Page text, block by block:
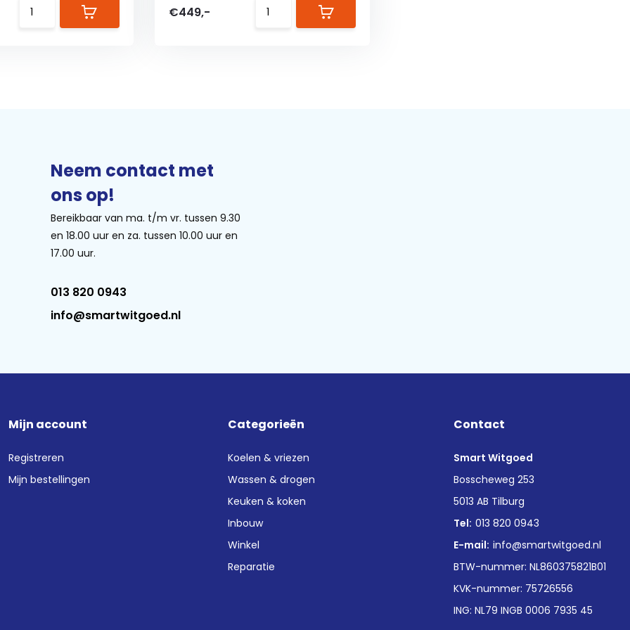
€449,-
Neem contact met
ons op!
Bereikbaar van ma. t/m vr. tussen 9.30
en 18.00 uur en za. tussen 10.00 uur en
17.00 uur.
013 820 0943
info@smartwitgoed.nl
Mijn account
Registreren
Mijn bestellingen
Categorieën
Koelen & vriezen
Wassen & drogen
Keuken & koken
Inbouw
Winkel
Reparatie
Contact
Smart Witgoed
Bosscheweg 253
5013 AB Tilburg
Tel: 013 820 0943
E-mail: info@smartwitgoed.nl
BTW-nummer: NL860375821B01
KVK-nummer: 75726556
ING: NL79 INGB 0006 7935 45